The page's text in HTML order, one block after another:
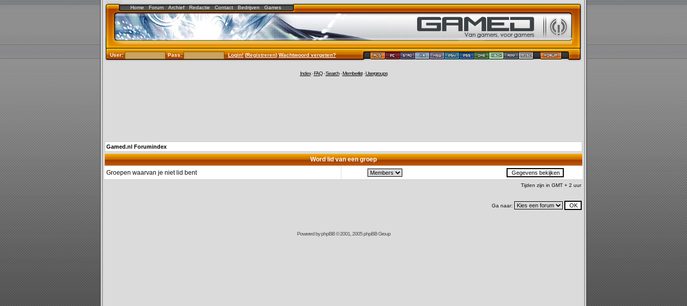
Home Forum Archief Redactie Contact Bedrijven Games
User: Pass: Login!(Registreren)Wachtwoord vergeten?
Index-FAQ-Search-Memberlist-Usergroups
Gamed.nl Forumindex
Word lid van een groep
Groepen waarvan je niet lid bent
Tijden zijn in GMT + 2 uur
Ga naar:
Powered byphpBB© 2001, 2005 phpBB Group